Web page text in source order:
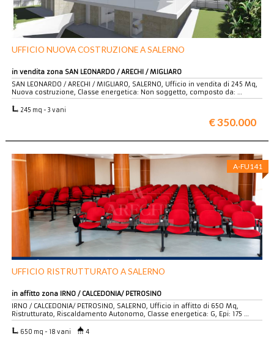
UFFICIO NUOVA COSTRUZIONE A SALERNO
in vendita zona SAN LEONARDO / ARECHI / MIGLIARO
SAN LEONARDO / ARECHI / MIGLIARO, SALERNO, Ufficio in vendita di 245 Mq,
Nuova costruzione, Classe energetica: Non soggetto, composto da: …
245 mq - 3 vani
€ 350.000
A-FU141
UFFICIO RISTRUTTURATO A SALERNO
in affitto zona IRNO / CALCEDONIA/ PETROSINO
IRNO / CALCEDONIA/ PETROSINO, SALERNO, Ufficio in affitto di 650 Mq,
Ristrutturato, Riscaldamento Autonomo, Classe energetica: G, Epi: 175 …
650 mq - 18 vani 4